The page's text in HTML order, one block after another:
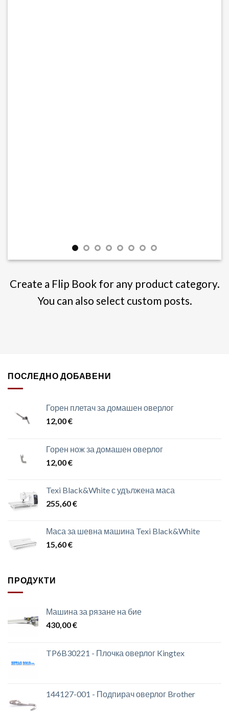
Create a Flip Book for any product category.
You can also select custom posts.
ПОСЛЕДНО ДОБАВЕНИ
Горен плетач за домашен оверлог
12,00€
Горен нож за домашен оверлог
12,00€
Texi Black&White с удължена маса
255,60€
Маса за шевна машина Texi Black&White
15,60€
ПРОДУКТИ
Машина за рязане на бие
430,00€
TP6B30221 - Плочка оверлог Kingtex
144127-001 - Подпирач оверлог Brother